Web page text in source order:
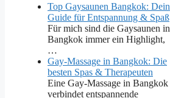
Top Gaysaunen Bangkok: Dein
Guide für Entspannung & Spaß
Für mich sind die Gaysaunen in
Bangkok immer ein Highlight,
…
Gay-Massage in Bangkok: Die
besten Spas & Therapeuten
Eine Gay-Massage in Bangkok
verbindet entspannende